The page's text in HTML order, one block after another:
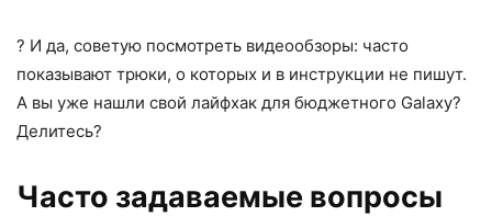
? И да, советую посмотреть видеообзоры: часто
показывают трюки, о которых и в инструкции не пишут.
А вы уже нашли свой лайфхак для бюджетного Galaxy?
Делитесь?
Часто задаваемые вопросы